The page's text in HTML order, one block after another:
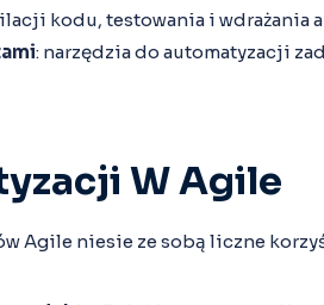
kodu, testowania i wdrażania
: narzędzia do automatyzacji
W Agile
Agile niesie ze sobą liczne